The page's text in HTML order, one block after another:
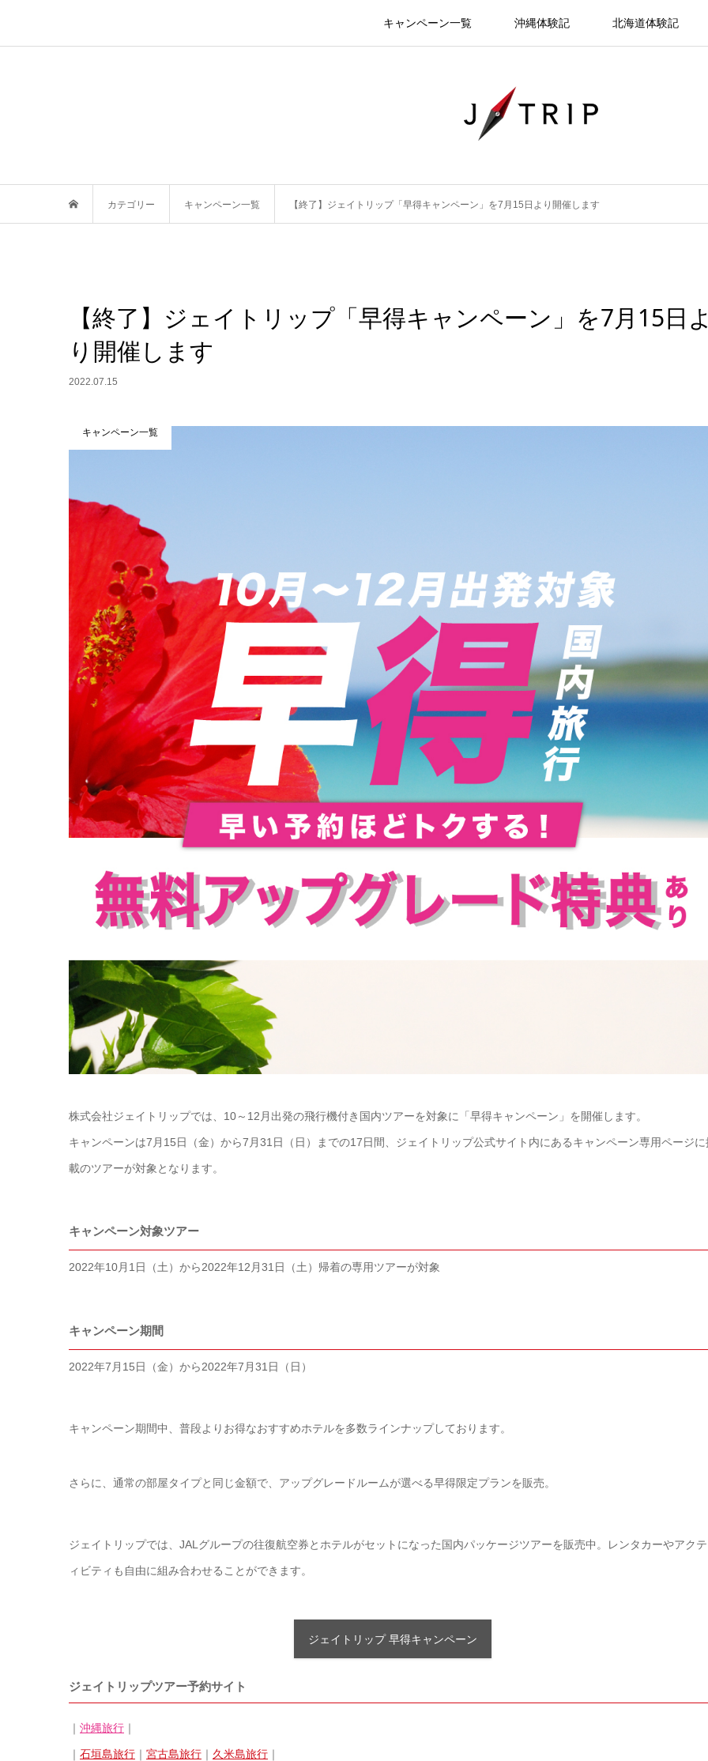
キャンペーン一覧 沖縄体験記 北海道体験記
カテゴリー キャンペーン一覧 【終了】ジェイトリップ「早得キャンペーン」を7月15日より開催します
【終了】ジェイトリップ「早得キャンペーン」を7月15日
り開催します
2022.07.15
キャンペーン一覧
株式会社ジェイトリップでは、10～12月出発の飛行機付き国内ツアーを対象に「早得キャンペーン」を開催します。
キャンペーンは7月15日（金）から7月31日（日）までの17日間、ジェイトリップ公式サイト内にあるキャンペーン専用ページに
載のツアーが対象となります。
キャンペーン対象ツアー
2022年10月1日（土）から2022年12月31日（土） 帰着の専用ツアーが対象
キャンペーン期間
2022年7月15日（金）から2022年7月31日（日）
キャンペーン期間中、普段よりお得なおすすめホテルを多数ラインナップしております。
さらに、通常の部屋タイプと同じ金額で、アップグレードルームが選べる早得限定プランを販売。
ジェイトリップでは、JALグループの往復航空券とホテルがセットになった国内パッケージツアーを販売中。レンタカーやアクテ
ィビティも自由に組み合わせることができます。
ジェイトリップ 早得キャンペーン
ジェイトリップツアー予約サイト
｜ 沖縄旅行 ｜
｜ 石垣島旅行 ｜ 宮古島旅行 ｜ 久米島旅行 ｜